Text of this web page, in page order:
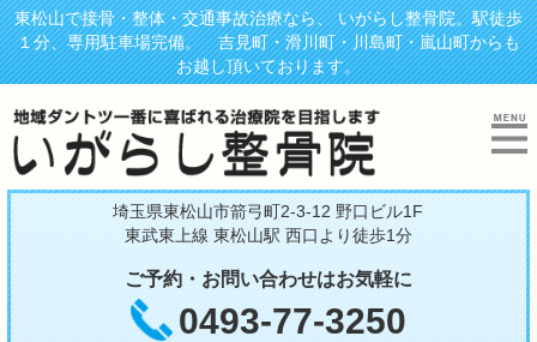
東松山で接骨・整体・交通事故治療なら、 いがらし整骨院。駅徒歩
１分、専用駐車場完備。 吉見町・滑川町・川島町・嵐山町からも
お越し頂いております。
埼玉県東松山市箭弓町2-3-12 野口ビル1F
東武東上線 東松山駅 西口より徒歩1分
ご予約・お問い合わせはお気軽に
0493-77-3250